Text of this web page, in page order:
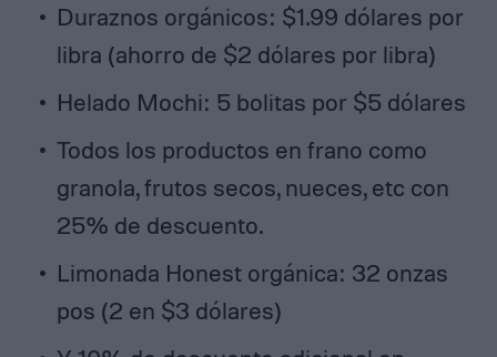
Duraznos orgánicos: $1.99 dólares por
libra (ahorro de $2 dólares por libra)
Helado Mochi: 5 bolitas por $5 dólares
Todos los productos en frano como
granola, frutos secos, nueces, etc con
25% de descuento.
Limonada Honest orgánica: 32 onzas
pos (2 en $3 dólares)